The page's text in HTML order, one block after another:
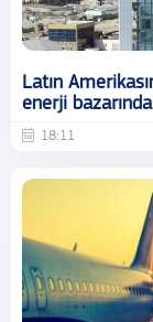
Latın
enerji
18:11